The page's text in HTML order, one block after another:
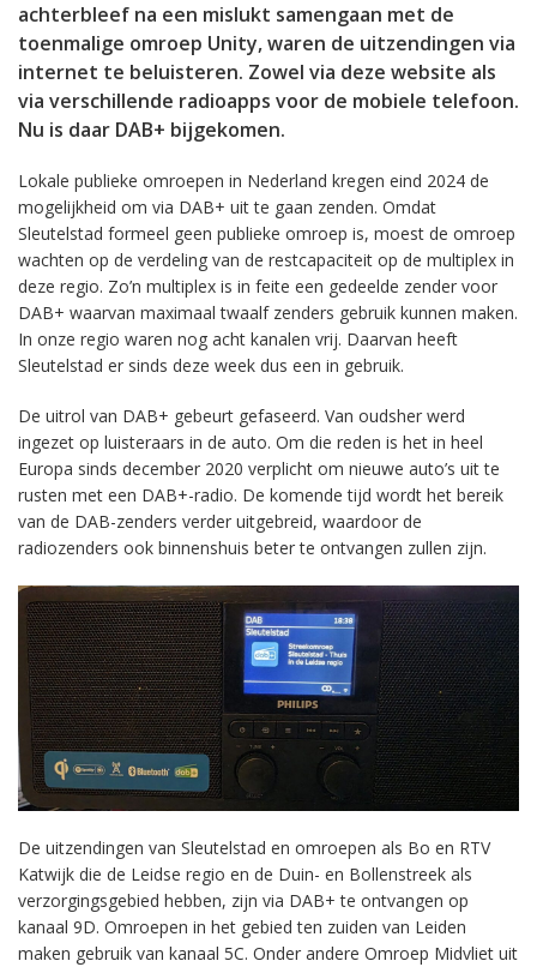
achterbleef na een mislukt samengaan met de
toenmalige omroep Unity, waren de uitzendingen via
internet te beluisteren. Zowel via deze website als
via verschillende radioapps voor de mobiele telefoon.
Nu is daar DAB+ bijgekomen.
Lokale publieke omroepen in Nederland kregen eind 2024 de
mogelijkheid om via DAB+ uit te gaan zenden. Omdat
Sleutelstad formeel geen publieke omroep is, moest de omroep
wachten op de verdeling van de restcapaciteit op de multiplex in
deze regio. Zo’n multiplex is in feite een gedeelde zender voor
DAB+ waarvan maximaal twaalf zenders gebruik kunnen maken.
In onze regio waren nog acht kanalen vrij. Daarvan heeft
Sleutelstad er sinds deze week dus een in gebruik.
De uitrol van DAB+ gebeurt gefaseerd. Van oudsher werd
ingezet op luisteraars in de auto. Om die reden is het in heel
Europa sinds december 2020 verplicht om nieuwe auto’s uit te
rusten met een DAB+-radio. De komende tijd wordt het bereik
van de DAB-zenders verder uitgebreid, waardoor de
radiozenders ook binnenshuis beter te ontvangen zullen zijn.
De uitzendingen van Sleutelstad en omroepen als Bo en RTV
Katwijk die de Leidse regio en de Duin- en Bollenstreek als
verzorgingsgebied hebben, zijn via DAB+ te ontvangen op
kanaal 9D. Omroepen in het gebied ten zuiden van Leiden
maken gebruik van kanaal 5C. Onder andere Omroep Midvliet uit